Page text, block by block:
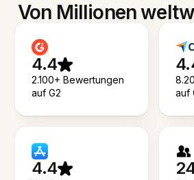
Von Millionen
4.4
2.100+ Bewertungen
auf G2
auf
4.4